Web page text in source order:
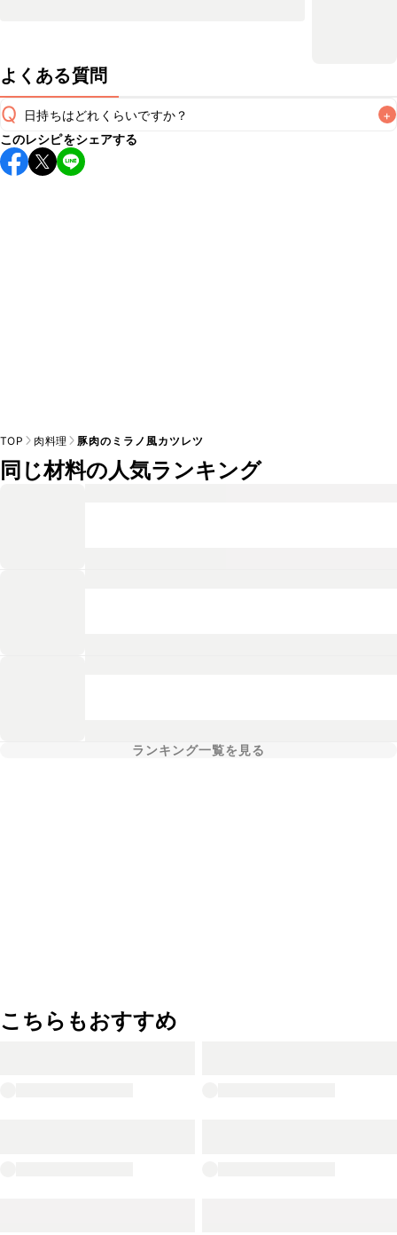
よくある質問
Q 日持ちはどれくらいですか？ +
保存期間は冷蔵で翌日中が目安です。なるべくお早めにお召
し上がりください。
このレシピをシェアする
TOP 肉料理 豚肉のミラノ風カツレツ
同じ材料の人気ランキング
ランキング一覧を見る
こちらもおすすめ